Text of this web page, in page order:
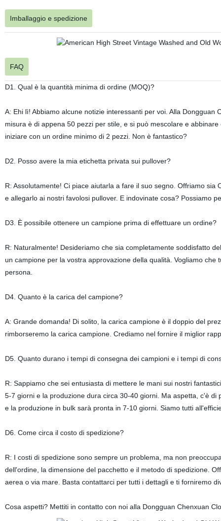
Imballaggio e spedizione
FAQ
D1. Qual è la quantità minima di ordine (MOQ)?
A: Ehi lì! Abbiamo alcune notizie interessanti per voi. Alla
misura è di appena 50 pezzi per stile, e si può mescolare e
iniziare con un ordine minimo di 2 pezzi. Non è fantastico?
D2. Posso avere la mia etichetta privata sui pullover?
R: Assolutamente! Ci piace aiutarla a fare il suo segno. Offriamo
e allegarlo ai nostri favolosi pullover. E indovinate cosa? Possiamo
D3. È possibile ottenere un campione prima di effettuare un ordine?
R: Naturalmente! Desideriamo che sia completamente soddisfatto
un campione per la vostra approvazione della qualità. Vogliamo
persona.
D4. Quanto è la carica del campione?
A: Grande domanda! Di solito, la carica campione è il doppio del
rimborseremo la carica campione. Crediamo nel fornire il miglior
D5. Quanto durano i tempi di consegna dei campioni e i tempi di
R: Sappiamo che sei entusiasta di mettere le mani sui nostri
5-7 giorni e la produzione dura circa 30-40 giorni. Ma aspetta, c'è
e la produzione in bulk sarà pronta in 7-10 giorni. Siamo tutti
D6. Come circa il costo di spedizione?
R: I costi di spedizione sono sempre un problema, ma non
dell'ordine, la dimensione del pacchetto e il metodo di spedizione.
aerea o via mare. Basta contattarci per tutti i dettagli e ti forniremo
Cosa aspetti? Mettiti in contatto con noi alla Dongguan Chenxuan